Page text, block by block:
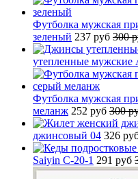
Футболка мужская
зеленый 237 руб 300
утепленные мужские
Футболка мужская
меланж 252 руб 300
джинсовый 04 326
Saiyin C-20-1 291 руб